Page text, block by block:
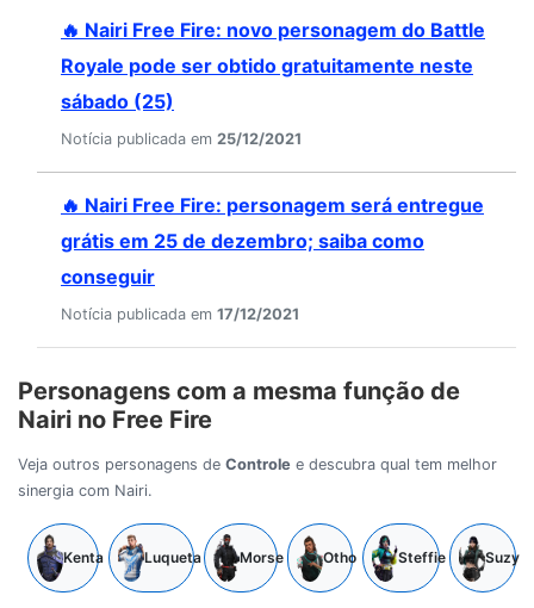
🔥 Nairi Free Fire: novo personagem do Battle
Royale pode ser obtido gratuitamente neste
sábado (25)
Notícia publicada em 25/12/2021
🔥 Nairi Free Fire: personagem será entregue
grátis em 25 de dezembro; saiba como
conseguir
Notícia publicada em 17/12/2021
Personagens com a mesma função de
Nairi no Free Fire
Veja outros personagens de Controle e descubra qual tem melhor
sinergia com Nairi.
Kenta Luqueta Morse Otho Steffie Suzy